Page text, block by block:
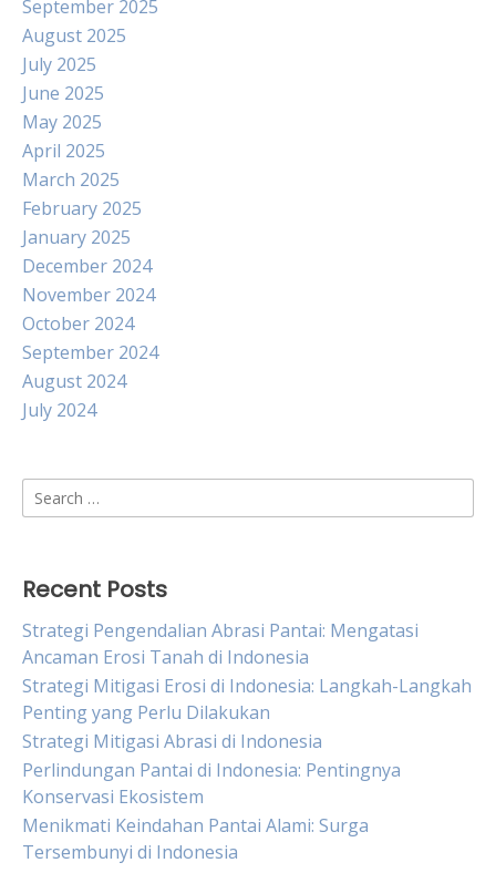
September 2025
August 2025
July 2025
June 2025
May 2025
April 2025
March 2025
February 2025
January 2025
December 2024
November 2024
October 2024
September 2024
August 2024
July 2024
Search
for:
Recent Posts
Strategi Pengendalian Abrasi Pantai: Mengatasi
Ancaman Erosi Tanah di Indonesia
Strategi Mitigasi Erosi di Indonesia: Langkah-Langkah
Penting yang Perlu Dilakukan
Strategi Mitigasi Abrasi di Indonesia
Perlindungan Pantai di Indonesia: Pentingnya
Konservasi Ekosistem
Menikmati Keindahan Pantai Alami: Surga
Tersembunyi di Indonesia